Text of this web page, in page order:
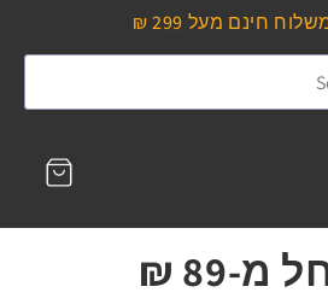
חינם מעל 299 ₪
עגלת
קניות